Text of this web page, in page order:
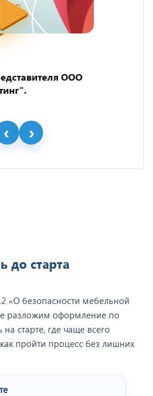
ООО
до старта
«О безопасности мебельной
разложим оформление по
старте, где чаще всего
пройти процесс без лишних